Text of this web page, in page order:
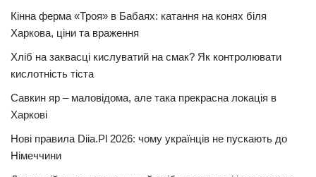
Кінна ферма «Троя» в Бабаях: катання на конях біля
Харкова, ціни та враження
Хліб на заквасці кислуватий на смак? Як контролювати
кислотність тіста
Савкин яр – маловідома, але така прекрасна локація в
Харкові
Нові правила Diia.Pl 2026: чому українців не пускають до
Німеччини